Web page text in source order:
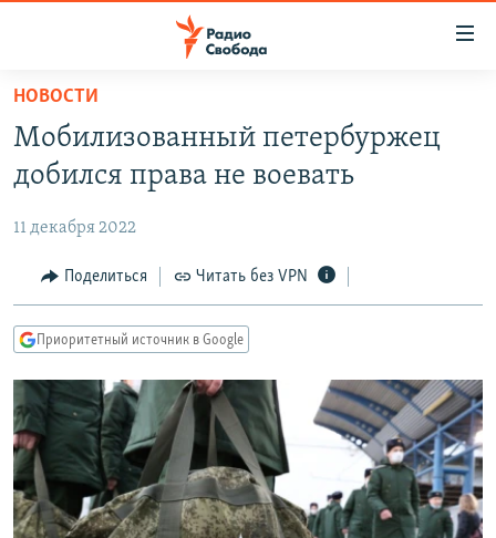
упрощенного
доступа
Вернуться
основному
Вернутся
главной
навигации
Вернутся
поиску
ПРОГРАММЫ
ПОДКАСТЫ
АВТОРСКИЕ ПРОЕКТЫ
ЦИТАТЫ СВОБОДЫ
МНЕНИЯ
IDEL.РЕАЛИИ
КАВКАЗ.РЕАЛИИ
СЕВЕР.РЕАЛИИ
СИБИРЬ.РЕАЛИИ
РАСПИСАНИЕ ВЕЩАНИЯ
НОВОСТИ
Мобилизованный петербуржец
добился права не воевать
11 декабря 2022
Поделиться Читать без VPN
Приоритетный источник в Google